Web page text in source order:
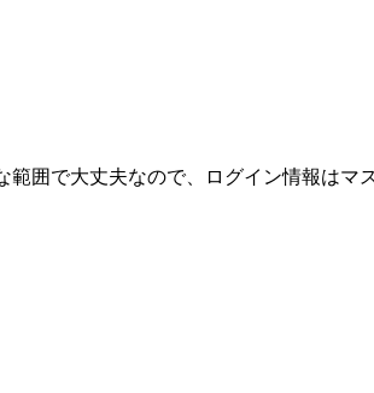
囲で大丈夫なので、ログイン情報はマ